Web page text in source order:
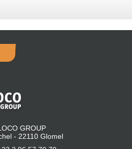
GROUP
- 22110 Glomel